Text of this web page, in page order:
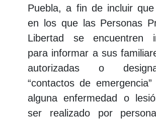
Puebla, a fin de incluir
en los que las Personas
Libertad se encuentren
para informar a sus
autorizadas o
“contactos de
alguna enfermedad o
ser realizado por